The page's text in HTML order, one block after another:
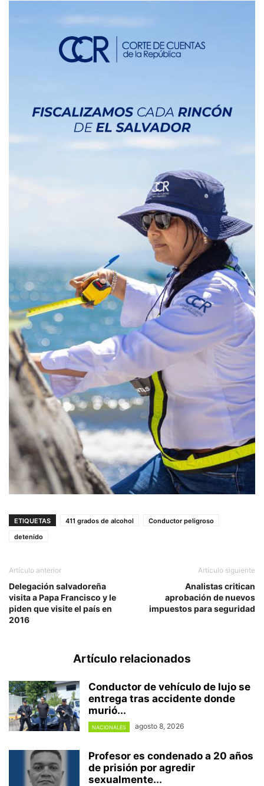
ETIQUETAS 411 grados de alcohol
Conductor peligroso
detenido
Artículo anterior
Delegación salvadoreña
visita a Papa Francisco y le
piden que visite el país en
2016
Artículo siguiente
Analistas critican
aprobación de nuevos
impuestos para seguridad
Artículo relacionados
Conductor de vehículo de lujo se
entrega tras accidente donde
murió...
NACIONALES agosto 8, 2026
Profesor es condenado a 20 años
de prisión por agredir
sexualmente...